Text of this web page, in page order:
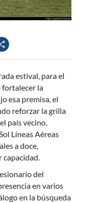
estival, para el
fortalecer la
esa premisa, el
reforzar la grilla
país vecino,
Líneas Aéreas
a doce,
capacidad.
del
en varios
en la búsqueda